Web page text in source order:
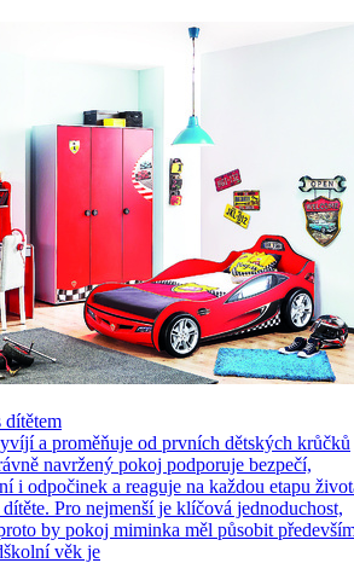
dítětem
a proměňuje od prvních dětských krůčků
navržený pokoj podporuje bezpečí,
i odpočinek a reaguje na každou etapu
Pro nejmenší je klíčová jednoduchost,
by pokoj miminka měl působit
věk je